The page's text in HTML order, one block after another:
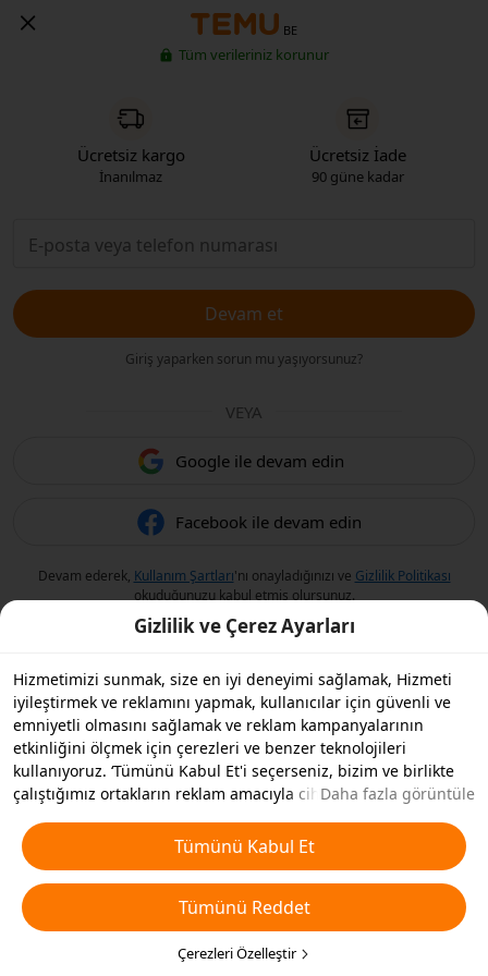
BE
Tüm verileriniz korunur
Ücretsiz kargo
İnanılmaz
Ücretsiz İade
90 güne kadar
Devam et
Giriş yaparken sorun mu yaşıyorsunuz?
VEYA
Google ile devam edin
Facebook ile devam edin
Devam ederek, Kullanım Şartları'nı onayladığınızı ve Gizlilik Politikası
okuduğunuzu kabul etmiş olursunuz.
Gizlilik ve Çerez Ayarları
Hizmetimizi sunmak, size en iyi deneyimi sağlamak, Hizmeti
iyileştirmek ve reklamını yapmak, kullanıcılar için güvenli ve
emniyetli olmasını sağlamak ve reklam kampanyalarının
etkinliğini ölçmek için çerezleri ve benzer teknolojileri
kullanıyoruz. ‘Tümünü Kabul Et'i seçerseniz, bizim ve birlikte
çalıştığımız ortakların reklam amacıyla cihazınızda çerezleri ve
Ayrıca, temel olmayan çerezlerin ’Tümünü Reddedebilir' veya
aşağıdaki ’Çerezleri Özelleştir'i tıklayarak veya gizlilik
ayarlarınızda istediğiniz zaman hangi çerez türlerini kabul
etmek veya devre dışı bırakmak istediğinizi seçebilirsiniz. Daha
fazla detay içinÇerezler ve Benzer Teknolojiler Politikamıza
Daha fazla görüntüle
Tümünü Kabul Et
Tümünü Reddet
Çerezleri Özelleştir